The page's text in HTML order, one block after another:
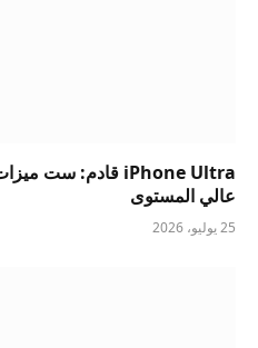
عالي المستوى
25 يوليو، 2026